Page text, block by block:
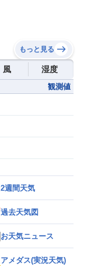
もっと見る
風 湿度
観測値
2週間天気
過去天気図
お天気ニュース
アメダス(実況天気)